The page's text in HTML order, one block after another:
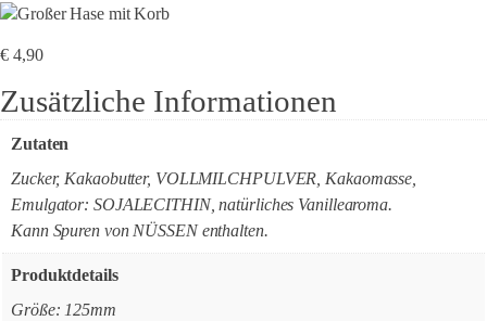
€4,90
Zusätzliche Informationen
Zutaten
Zucker, Kakaobutter, VOLLMILCHPULVER, Kakaomasse,
Emulgator: SOJALECITHIN, natürliches Vanillearoma.
Kann Spuren von NÜSSEN enthalten.
Produktdetails
Größe: 125mm